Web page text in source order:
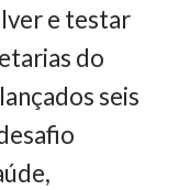
e testar
do
seis